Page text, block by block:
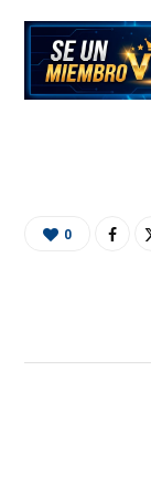
e
b
o
se
n
g
0